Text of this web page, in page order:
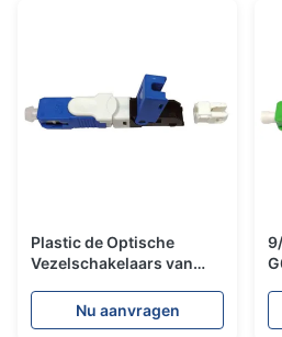
Plastic de Optische
Vezelschakelaars van
verbinden Vezel Optische
Schakelaars
Nu aanvragen